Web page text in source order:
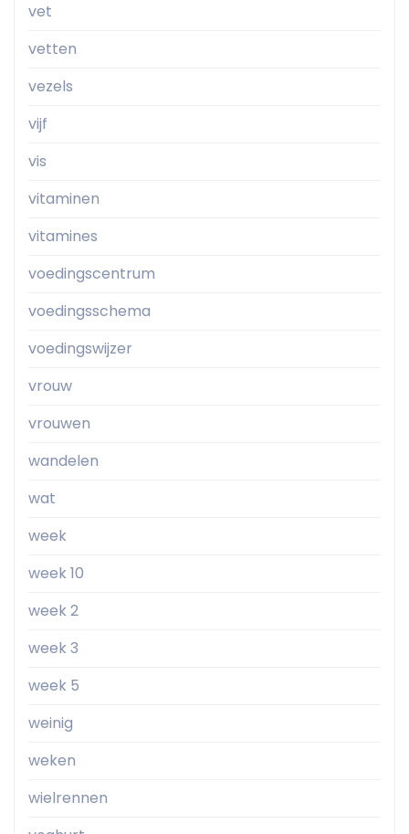
vet
vetten
vezels
vijf
vis
vitaminen
vitamines
voedingscentrum
voedingsschema
voedingswijzer
vrouw
vrouwen
wandelen
wat
week
week 10
week 2
week 3
week 5
weinig
weken
wielrennen